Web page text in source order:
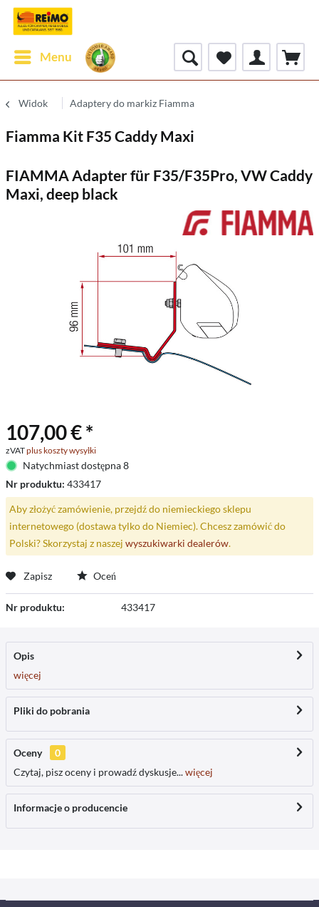
Menu
Widok Adaptery do markiz Fiamma
Fiamma Kit F35 Caddy Maxi
FIAMMA Adapter für F35/F35Pro, VW Caddy
Maxi, deep black
107,00 € *
zVATplus koszty wysyłki
Natychmiast dostępna 8
Nr produktu: 433417
Aby złożyć zamówienie, przejdź do niemieckiego sklepu
internetowego (dostawa tylko do Niemiec). Chcesz zamówić do
Polski? Skorzystaj z naszej wyszukiwarki dealerów.
Zapisz Oceń
Nr produktu: 433417
Opis
więcej
Pliki do pobrania
Oceny
0
Czytaj, pisz oceny i prowadź dyskusje...więcej
Informacje o producencie